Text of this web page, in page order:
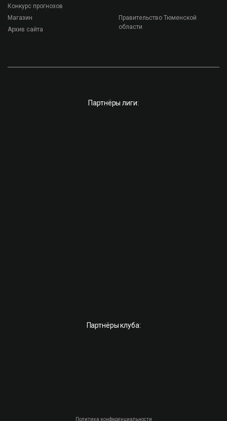
Конкурс прогнозов
Магазин
Архив сайта
Правительство Тюменской
области
Партнёры лиги:
Партнёры клуба:
Политика конфиденциальности